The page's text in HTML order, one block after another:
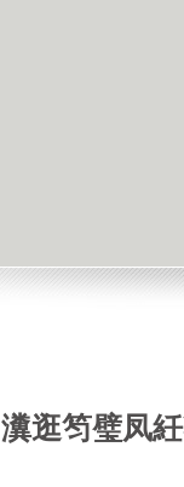
瀵逛笉璧凤